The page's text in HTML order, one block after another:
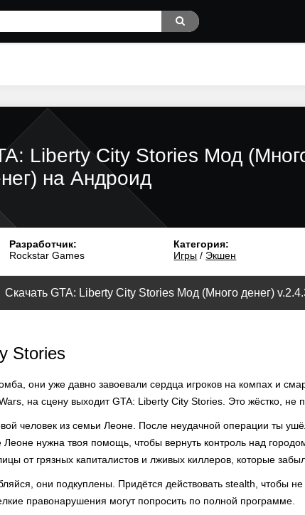
Liberty City Stories Мод
на Андроид
Разработчик:
Rockstar Games
Категория:
Игры / Экшен
Скачать GTA: Liberty City Stories Мод (Много денег)
Stories
они уже давно завоевали сердца игроков на компах и
на сцену выходит GTA: Liberty City Stories. Это жёстко, не
человек из семьи Леоне. После неудачной операции ты
нужна твоя помощь, чтобы вернуть контроль над
от грязных капиталистов и лживых киллеров, которые
они подкуплены. Придётся действовать stealth, чтобы не
правонарушения могут попросить по полной программе.